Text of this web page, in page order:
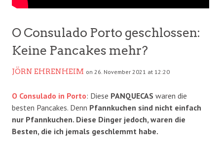
O Consulado Porto geschlossen:
Keine Pancakes mehr?
JÖRN EHRENHEIM on 26. November 2021 at 12:20
O Consulado in Porto: Diese PANQUECAS waren die
besten Pancakes. Denn Pfannkuchen sind nicht einfach
nur Pfannkuchen. Diese Dinger jedoch, waren die
Besten, die ich jemals geschlemmt habe.